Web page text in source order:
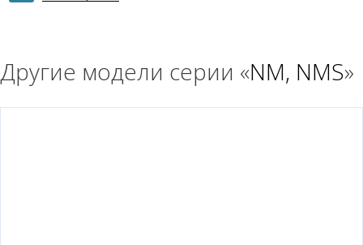
Другие модели серии «NM, NMS»